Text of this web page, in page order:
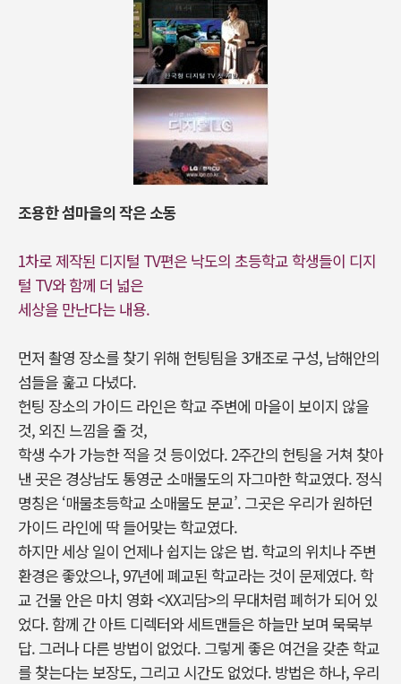
조용한 섬마을의 작은 소동
1차로 제작된 디지털 TV편은 낙도의 초등학교 학생들이 디지
털 TV와 함께 더 넓은
세상을 만난다는 내용.
먼저 촬영 장소를 찾기 위해 헌팅팀을 3개조로 구성, 남해안의
섬들을 훑고 다녔다.
헌팅 장소의 가이드 라인은 학교 주변에 마을이 보이지 않을
것, 외진 느낌을 줄 것,
학생 수가 가능한 적을 것 등이었다. 2주간의 헌팅을 거쳐 찾아
낸 곳은 경상남도 통영군 소매물도의 자그마한 학교였다. 정식
명칭은 ‘매물초등학교 소매물도 분교’. 그곳은 우리가 원하던
가이드 라인에 딱 들어맞는 학교였다.
하지만 세상 일이 언제나 쉽지는 않은 법. 학교의 위치나 주변
환경은 좋았으나, 97년에 폐교된 학교라는 것이 문제였다. 학
교 건물 안은 마치 영화 <XX괴담>의 무대처럼 폐허가 되어 있
었다. 함께 간 아트 디렉터와 세트맨들은 하늘만 보며 묵묵부
답. 그러나 다른 방법이 없었다. 그렇게 좋은 여건을 갖춘 학교
를 찾는다는 보장도, 그리고 시간도 없었다. 방법은 하나, 우리